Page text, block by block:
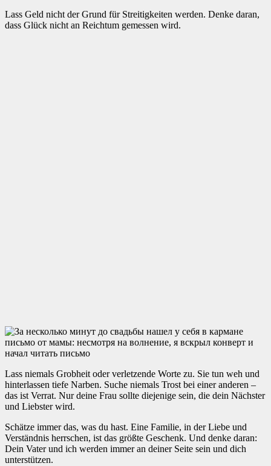
Lass Geld nicht der Grund für Streitigkeiten werden. Denke daran,
dass Glück nicht an Reichtum gemessen wird.
Lass niemals Grobheit oder verletzende Worte zu. Sie tun weh und
hinterlassen tiefe Narben. Suche niemals Trost bei einer anderen –
das ist Verrat. Nur deine Frau sollte diejenige sein, die dein Nächster
und Liebster wird.
Schätze immer das, was du hast. Eine Familie, in der Liebe und
Verständnis herrschen, ist das größte Geschenk. Und denke daran:
Dein Vater und ich werden immer an deiner Seite sein und dich
unterstützen.